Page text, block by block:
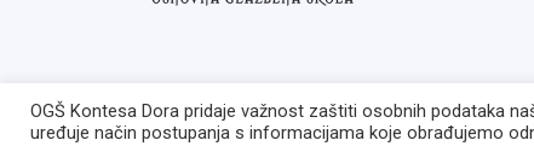
OGŠ Kontesa Dora pridaje važnost zaštiti osobnih podataka
uređuje način postupanja s informacijama koje obrađujemo